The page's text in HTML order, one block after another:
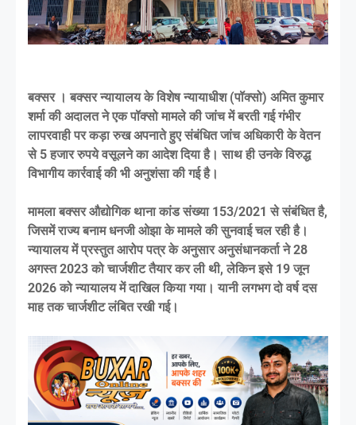
बक्सर । बक्सर न्यायालय के विशेष न्यायाधीश (पॉक्सो) अमित कुमार
शर्मा की अदालत ने एक पॉक्सो मामले की जांच में बरती गई गंभीर
लापरवाही पर कड़ा रुख अपनाते हुए संबंधित जांच अधिकारी के वेतन
से 5 हजार रुपये वसूलने का आदेश दिया है। साथ ही उनके विरुद्ध
विभागीय कार्रवाई की भी अनुशंसा की गई है।
मामला बक्सर औद्योगिक थाना कांड संख्या 153/2021 से संबंधित है,
जिसमें राज्य बनाम धनजी ओझा के मामले की सुनवाई चल रही है।
न्यायालय में प्रस्तुत आरोप पत्र के अनुसार अनुसंधानकर्ता ने 28
अगस्त 2023 को चार्जशीट तैयार कर ली थी, लेकिन इसे 19 जून
2026 को न्यायालय में दाखिल किया गया। यानी लगभग दो वर्ष दस
माह तक चार्जशीट लंबित रखी गई।